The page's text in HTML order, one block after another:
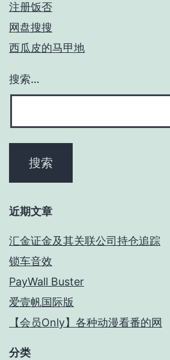
注册饭否
网盘搜搜
西瓜皮的马甲地
搜索…
近期文章
汇金证金及其关联公司持仓追踪
锁车音效
PayWall Buster
爱壹帆国际版
【会员Only】各种动漫看番的网
分类